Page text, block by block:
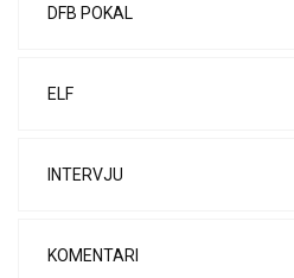
DFB POKAL
ELF
INTERVJU
KOMENTARI